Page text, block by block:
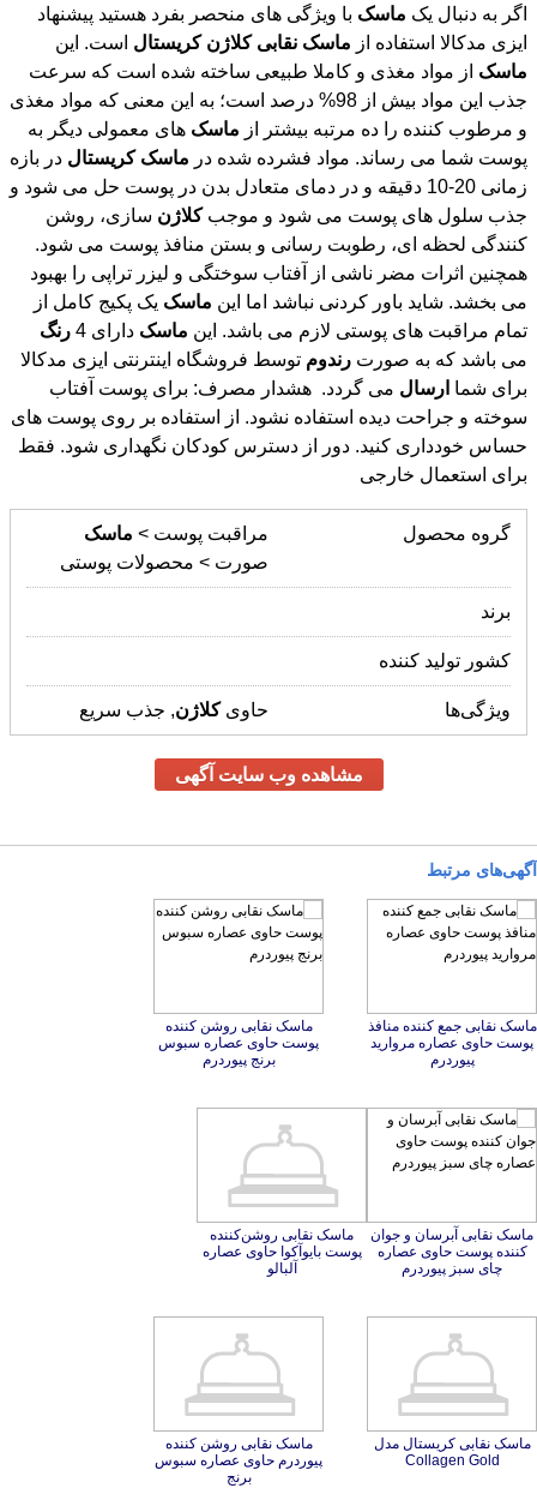
اگر به دنبال یک ماسک با ویژگی های منحصر بفرد هستید پیشنهاد
ایزی مدکالا استفاده از ماسک نقابی کلاژن کریستال است. این
ماسک از مواد مغذی و کاملا طبیعی ساخته شده است که سرعت
جذب این مواد بیش از 98% درصد است؛ به این معنی که مواد مغذی
و مرطوب کننده را ده مرتبه بیشتر از ماسک های معمولی دیگر به
پوست شما می رساند. مواد فشرده شده در ماسک کریستال در بازه
زمانی 20-10 دقیقه و در دمای متعادل بدن در پوست حل می شود و
جذب سلول های پوست می شود و موجبکلاژن سازی، روشن
کنندگی لحظه ای، رطوبت رسانی و بستن منافذ پوست می شود.
همچنین اثرات مضر ناشی از آفتاب سوختگی و لیزر تراپی را بهبود
می بخشد. شاید باور کردنی نباشد اما این ماسک یک پکیج کامل از
تمام مراقبت های پوستی لازم می باشد. این ماسک دارای 4
رنگ
می باشد که به صورت رندوم توسط فروشگاه اینترنتی ایزی مدکالا
برای شما ارسال می گردد. هشدار مصرف: برای پوست آفتاب
سوخته و جراحت دیده استفاده نشود. از استفاده بر روی پوست های
حساس خودداری کنید. دور از دسترس کودکان نگهداری شود. فقط
برای استعمال خارجی
گروه محصول مراقبت پوست > ماسک
صورت > محصولات پوستی
برند
کشور تولید کننده
ویژگی‌ها حاویکلاژن, جذب سریع
مشاهده وب سایت آگهی
آگهی‌های مرتبط
ماسک نقابی جمع کننده منافذ
پوست حاوی عصاره مروارید
پیوردرم
ماسک نقابی روشن کننده
پوست حاوی عصاره سبوس
برنج پیوردرم
ماسک نقابی آبرسان و جوان
کننده پوست حاوی عصاره
چای سبز پیوردرم
ماسک نقابی روشن‌کننده
پوست بایوآکوا حاوی عصاره
آلبالو
ماسک نقابی کریستال مدل
Collagen Gold
ماسک نقابی روشن کننده
پیوردرم حاوی عصاره سبوس
برنج